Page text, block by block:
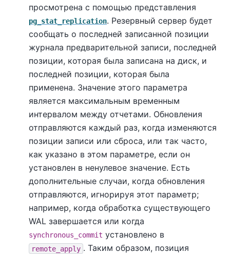
просмотрена с помощью представления
pg_stat_replication. Резервный сервер будет
сообщать о последней записанной позиции
журнала предварительной записи, последней
позиции, которая была записана на диск, и
последней позиции, которая была
применена. Значение этого параметра
является максимальным временным
интервалом между отчетами. Обновления
отправляются каждый раз, когда изменяются
позиции записи или сброса, или так часто,
как указано в этом параметре, если он
установлен в ненулевое значение. Есть
дополнительные случаи, когда обновления
отправляются, игнорируя этот параметр;
например, когда обработка существующего
WAL завершается или когда
synchronous_commit установлено в
remote_apply . Таким образом, позиция